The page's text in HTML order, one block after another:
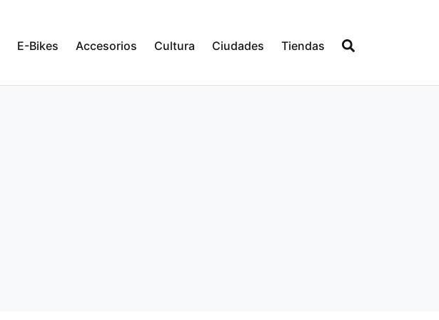
E-Bikes Accesorios Cultura Ciudades Tiendas